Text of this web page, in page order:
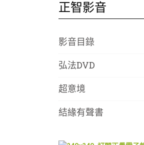
正智影音
影音目錄
弘法DVD
超意境
結緣有聲書